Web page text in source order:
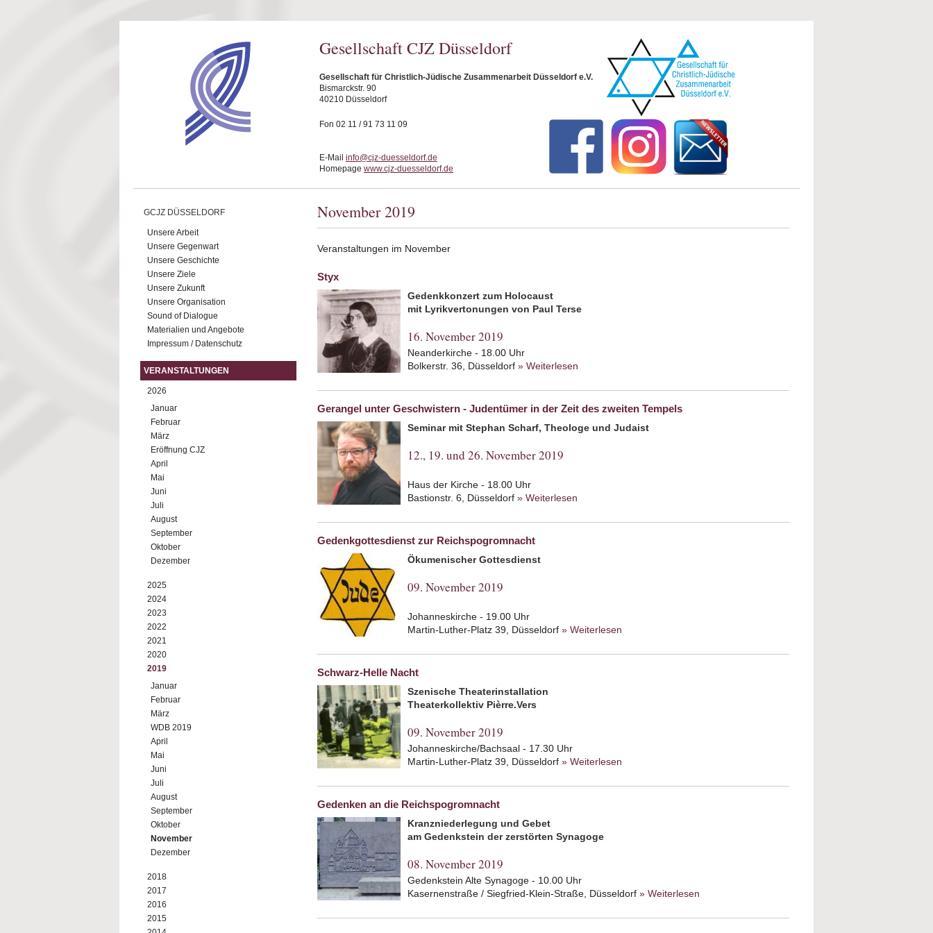
Gesellschaft CJZ Düsseldorf
Gesellschaft für Christlich-Jüdische Zusammenarbeit Düsseldorf e.V.
Bismarckstr. 90
40210 Düsseldorf
Fon 02 11 / 91 73 11 09
E-Mail info@cjz-duesseldorf.de
Homepage www.cjz-duesseldorf.de
GCJZ DÜSSELDORF
Unsere Arbeit
Unsere Gegenwart
Unsere Geschichte
Unsere Ziele
Unsere Zukunft
Unsere Organisation
Sound of Dialogue
Materialien und Angebote
Impressum / Datenschutz
VERANSTALTUNGEN
2026
Januar
Februar
März
Eröffnung CJZ
April
Mai
Juni
Juli
August
September
Oktober
Dezember
2025
2024
2023
2022
2021
2020
2019
Januar
Februar
März
WDB 2019
April
Mai
Juni
Juli
August
September
Oktober
November
Dezember
2018
2017
2016
2015
November 2019
Veranstaltungen im November
Styx
Gedenkkonzert zum Holocaust
mit Lyrikvertonungen von Paul Terse
16. November 2019
Neanderkirche - 18.00 Uhr
Bolkerstr. 36, Düsseldorf » Weiterlesen
Gerangel unter Geschwistern - Judentümer in der Zeit des zweiten Tempels
Seminar mit Stephan Scharf, Theologe und Judaist
12., 19. und 26. November 2019
Haus der Kirche - 18.00 Uhr
Bastionstr. 6, Düsseldorf » Weiterlesen
Gedenkgottesdienst zur Reichspogromnacht
Ökumenischer Gottesdienst
09. November 2019
Johanneskirche - 19.00 Uhr
Martin-Luther-Platz 39, Düsseldorf » Weiterlesen
Schwarz-Helle Nacht
Szenische Theaterinstallation
Theaterkollektiv Pièrre.Vers
09. November 2019
Johanneskirche/Bachsaal - 17.30 Uhr
Martin-Luther-Platz 39, Düsseldorf » Weiterlesen
Gedenken an die Reichspogromnacht
Kranzniederlegung und Gebet
am Gedenkstein der zerstörten Synagoge
08. November 2019
Gedenkstein Alte Synagoge - 10.00 Uhr
Kasernenstraße / Siegfried-Klein-Straße, Düsseldorf » Weiterlesen